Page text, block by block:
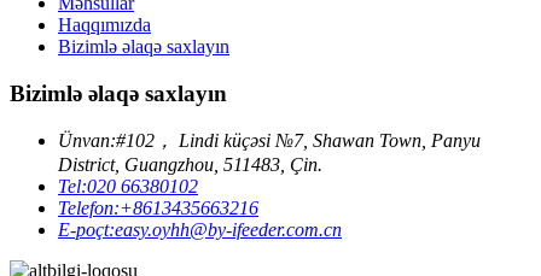
Haqqımızda
Bizimlə əlaqə saxlayın
Bizimlə əlaqə saxlayın
Ünvan:#102， Lindi küçəsi №7, Shawan Town, Panyu
District, Guangzhou, 511483, Çin.
Tel:020 66380102
Telefon:+8613435663216
E-poçt:easy.oyhh@by-ifeeder.com.cn